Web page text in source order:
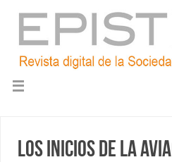
Los inicios de la